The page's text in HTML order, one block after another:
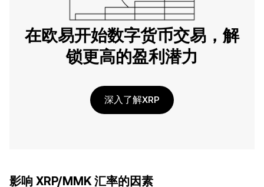
在欧易开始数字货币交易，解
锁更高的盈利潜力
深入了解XRP
影响 XRP/MMK 汇率的因素